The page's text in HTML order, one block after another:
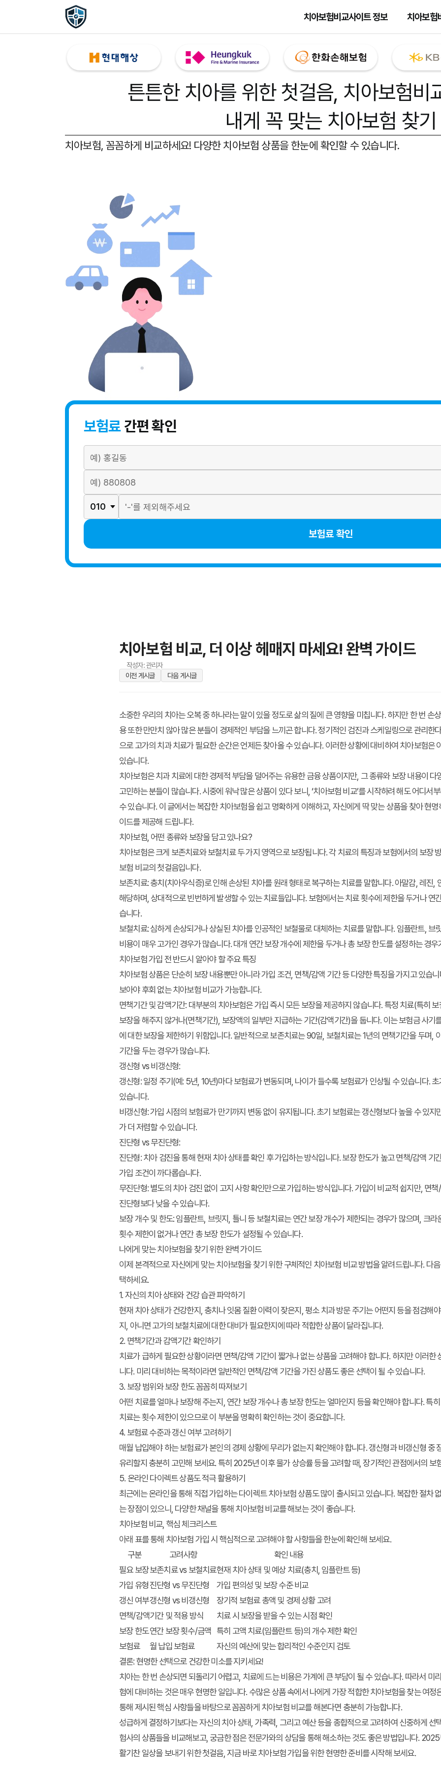
치아보험비교사이트 정보 치아보험
튼튼한 치아를 위한 첫걸음, 치아보험비
내게 꼭 맞는 치아보험 찾기
치아보험, 꼼꼼하게 비교하세요! 다양한 치아보험 상품을 한눈에 확인할 수 있습니다.
보험료간편 확인
보험료 확인
치아보험 비교, 더 이상 헤매지 마세요! 완벽 가이드
작성자: 관리자
이전 게시글
다음 게시글
소중한 우리의 치아는 오복 중 하나라는 말이 있을 정도로 삶의 질에 큰 영향을 미칩니다. 하지만 한 번 손
용 또한 만만치 않아 많은 분들이 경제적인 부담을 느끼곤 합니다. 정기적인 검진과 스케일링으로 관리한
으로 고가의 치과 치료가 필요한 순간은 언제든 찾아올 수 있습니다. 이러한 상황에 대비하여 치아보험은
있습니다.
치아보험은 치과 치료에 대한 경제적 부담을 덜어주는 유용한 금융 상품이지만, 그 종류와 보장 내용이
고민하는 분들이 많습니다. 시중에 워낙 많은 상품이 있다 보니, ‘치아보험 비교’를 시작하려 해도 어디서
수 있습니다. 이 글에서는 복잡한 치아보험을 쉽고 명확하게 이해하고, 자신에게 딱 맞는 상품을 찾아 현
이드를 제공해 드립니다.
치아보험, 어떤 종류와 보장을 담고 있나요?
치아보험은 크게 보존치료와 보철치료 두 가지 영역으로 보장됩니다. 각 치료의 특징과 보험에서의 보장
보험 비교의 첫걸음입니다.
보존치료:충치(치아우식증)로 인해 손상된 치아를 원래 형태로 복구하는 치료를 말합니다. 아말감, 레진,
해당하며, 상대적으로 빈번하게 발생할 수 있는 치료들입니다. 보험에서는 치료 횟수에 제한을 두거나 연
습니다.
보철치료:심하게 손상되거나 상실된 치아를 인공적인 보철물로 대체하는 치료를 말합니다. 임플란트, 브
비용이 매우 고가인 경우가 많습니다. 대개 연간 보장 개수에 제한을 두거나 총 보장 한도를 설정하는 경우
치아보험 가입 전 반드시 알아야 할 주요 특징
치아보험 상품은 단순히 보장 내용뿐만 아니라 가입 조건, 면책/감액 기간 등 다양한 특징을 가지고 있습
보아야 후회 없는 치아보험 비교가 가능합니다.
면책기간 및 감액기간: 대부분의 치아보험은 가입 즉시 모든 보장을 제공하지 않습니다. 특정 치료(특히
보장을 해주지 않거나(면책기간), 보장액의 일부만 지급하는 기간(감액기간)을 둡니다. 이는 보험금 사기
에 대한 보장을 제한하기 위함입니다. 일반적으로 보존치료는 90일, 보철치료는 1년의 면책기간을 두며,
기간을 두는 경우가 많습니다.
갱신형 vs 비갱신형:
갱신형:일정 주기(예: 5년, 10년)마다 보험료가 변동되며, 나이가 들수록 보험료가 인상될 수 있습니다.
있습니다.
비갱신형:가입 시점의 보험료가 만기까지 변동 없이 유지됩니다. 초기 보험료는 갱신형보다 높을 수 있지
가 더 저렴할 수 있습니다.
진단형 vs 무진단형:
진단형:치아 검진을 통해 현재 치아 상태를 확인 후 가입하는 방식입니다. 보장 한도가 높고 면책/감액 기
가입 조건이 까다롭습니다.
무진단형:별도의 치아 검진 없이 고지 사항 확인만으로 가입하는 방식입니다. 가입이 비교적 쉽지만, 면
진단형보다 낮을 수 있습니다.
보장 개수 및 한도:임플란트, 브릿지, 틀니 등 보철치료는 연간 보장 개수가 제한되는 경우가 많으며, 크
횟수 제한이 없거나 연간 총 보장 한도가 설정될 수 있습니다.
나에게 맞는 치아보험을 찾기 위한 완벽 가이드
이제 본격적으로 자신에게 맞는 치아보험을 찾기 위한 구체적인 치아보험 비교 방법을 알려드립니다. 다
택하세요.
1. 자신의 치아 상태와 건강 습관 파악하기
현재 치아 상태가 건강한지, 충치나 잇몸 질환 이력이 잦은지, 평소 치과 방문 주기는 어떤지 등을 점검해
지, 아니면 고가의 보철치료에 대한 대비가 필요한지에 따라 적합한 상품이 달라집니다.
2. 면책기간과 감액기간 확인하기
치료가 급하게 필요한 상황이라면 면책/감액 기간이 짧거나 없는 상품을 고려해야 합니다. 하지만 이러한
니다. 미리 대비하는 목적이라면 일반적인 면책/감액 기간을 가진 상품도 좋은 선택이 될 수 있습니다.
3. 보장 범위와 보장 한도 꼼꼼히 따져보기
어떤 치료를 얼마나 보장해 주는지, 연간 보장 개수나 총 보장 한도는 얼마인지 등을 확인해야 합니다. 특
치료는 횟수 제한이 있으므로 이 부분을 명확히 확인하는 것이 중요합니다.
4. 보험료 수준과 갱신 여부 고려하기
매월 납입해야 하는 보험료가 본인의 경제 상황에 무리가 없는지 확인해야 합니다. 갱신형과 비갱신형 중
유리할지 충분히 고민해 보세요. 특히 2025년 이후 물가 상승률 등을 고려할 때, 장기적인 관점에서의 보
5. 온라인 다이렉트 상품도 적극 활용하기
최근에는 온라인을 통해 직접 가입하는 다이렉트 치아보험 상품도 많이 출시되고 있습니다. 복잡한 절차
는 장점이 있으니, 다양한 채널을 통해 치아보험 비교를 해보는 것이 좋습니다.
치아보험 비교, 핵심 체크리스트
아래 표를 통해 치아보험 가입 시 핵심적으로 고려해야 할 사항들을 한눈에 확인해 보세요.
구분
고려사항
확인 내용
필요 보장보존치료 vs 보철치료현재 치아 상태 및 예상 치료(충치, 임플란트 등)
가입 유형진단형 vs 무진단형
가입 편의성 및 보장 수준 비교
갱신 여부갱신형 vs 비갱신형
장기적 보험료 총액 및 경제 상황 고려
면책/감액기간 및 적용 방식
치료 시 보장을 받을 수 있는 시점 확인
보장 한도연간 보장 횟수/금액 특히 고액 치료(임플란트 등)의 개수 제한 확인
보험료
월 납입 보험료
자신의 예산에 맞는 합리적인 수준인지 검토
결론: 현명한 선택으로 건강한 미소를 지키세요!
치아는 한 번 손상되면 되돌리기 어렵고, 치료에 드는 비용은 가계에 큰 부담이 될 수 있습니다. 따라서 미
험에 대비하는 것은 매우 현명한 일입니다. 수많은 상품 속에서 나에게 가장 적합한 치아보험을 찾는 여정
통해 제시된 핵심 사항들을 바탕으로 꼼꼼하게 치아보험 비교를 해본다면 충분히 가능합니다.
성급하게 결정하기보다는 자신의 치아 상태, 가족력, 그리고 예산 등을 종합적으로 고려하여 신중하게 선
험사의 상품들을 비교해보고, 궁금한 점은 전문가와의 상담을 통해 해소하는 것도 좋은 방법입니다.
활기찬 일상을 보내기 위한 첫걸음, 지금 바로 치아보험 가입을 위한 현명한 준비를 시작해 보세요.